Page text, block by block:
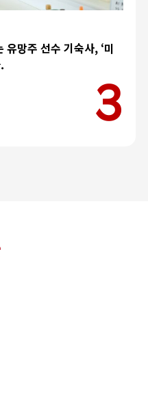
유망주 선수 기숙사, ‘미